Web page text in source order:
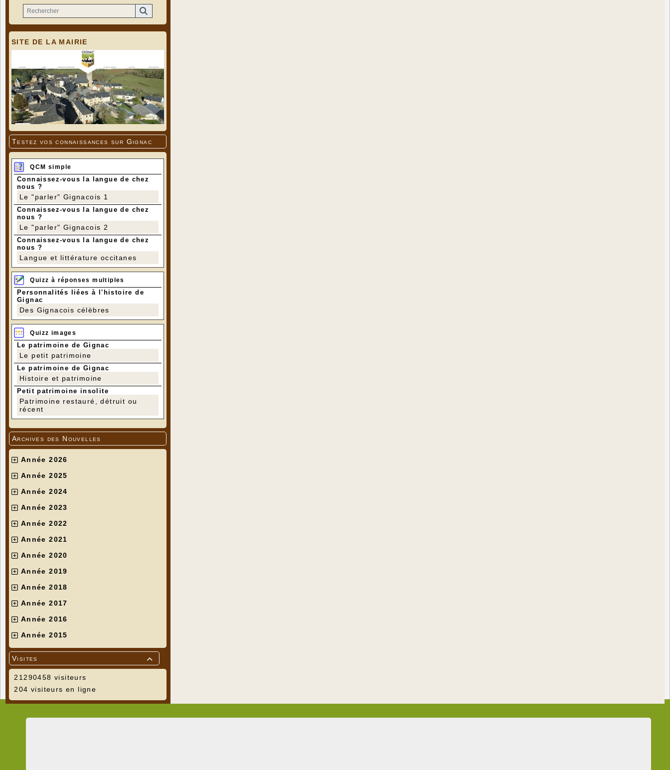
SITE DE LA MAIRIE
Testez vos connaissances sur Gignac
QCM simple
Connaissez-vous la langue de chez
nous ?
Le "parler" Gignacois 1
Connaissez-vous la langue de chez
nous ?
Le "parler" Gignacois 2
Connaissez-vous la langue de chez
nous ?
Langue et littérature occitanes
Quizz à réponses multiples
Personnalités liées à l'histoire de
Gignac
Des Gignacois célèbres
Quizz images
Le patrimoine de Gignac
Le petit patrimoine
Le patrimoine de Gignac
Histoire et patrimoine
Petit patrimoine insolite
Patrimoine restauré, détruit ou
récent
Archives des Nouvelles
Année 2026
Année 2025
Année 2024
Année 2023
Année 2022
Année 2021
Année 2020
Année 2019
Année 2018
Année 2017
Année 2016
Année 2015

Visites
21290458 visiteurs
204 visiteurs en ligne